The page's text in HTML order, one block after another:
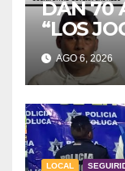
DAN 70
“LOS
AGO 6, 2026
LOCAL